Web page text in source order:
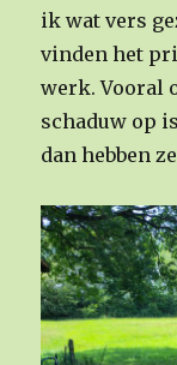
ik wat vers
vinden het
werk. Vooral
schaduw op
dan hebben